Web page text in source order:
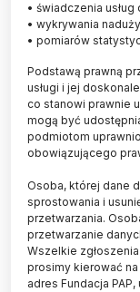
Fot. Adobe Stock
Zespół
wprawdzie
ciążę, ale
późniejszym
Obstetricia et
• świadczenia
• wykrywania
• pomiarów
Podstawą prawną
usługi i jej
co stanowi prawnie
mogą być
podmiotom
obowiązującego
Osoba, której dane
sprostowania i
przetwarzania.
przetwarzanie
Wszelkie
prosimy kierować
adres Fundacja